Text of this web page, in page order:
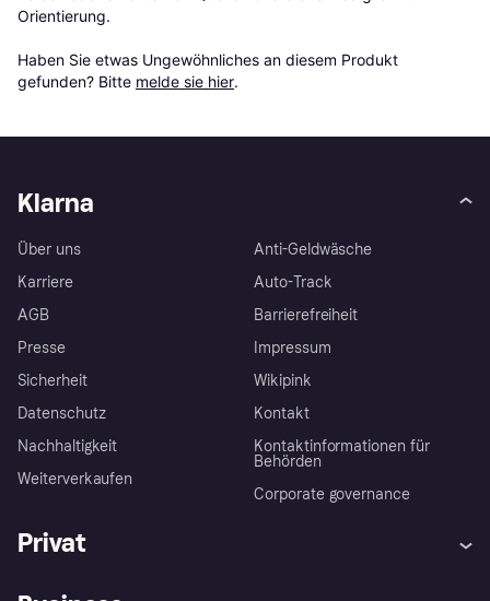
Orientierung.
Haben Sie etwas Ungewöhnliches an diesem Produkt
gefunden? Bitte melde sie hier.
Klarna
Über uns
Karriere
AGB
Presse
Sicherheit
Datenschutz
Nachhaltigkeit
Weiterverkaufen
Anti-Geldwäsche
Auto-Track
Barrierefreiheit
Impressum
Wikipink
Kontakt
Kontaktinformationen für
Behörden
Corporate governance
Privat